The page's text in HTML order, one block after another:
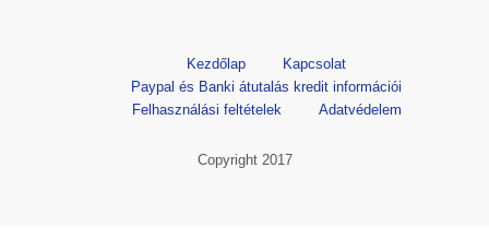
Kezdőlap
Kapcsolat
Paypal és Banki átutalás kredit információi
Felhasználási feltételek
Adatvédelem
Copyright 2017